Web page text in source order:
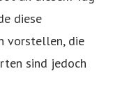
diese
vorstellen, die
sind jedoch